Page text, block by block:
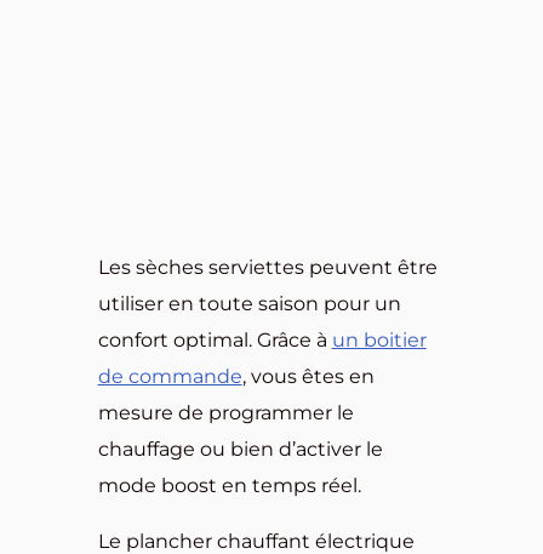
Les sèches serviettes peuvent être
utiliser en toute saison pour un
confort optimal. Grâce à un boitier
de commande, vous êtes en
mesure de programmer le
chauffage ou bien d’activer le
mode boost en temps réel.
Le plancher chauffant électrique